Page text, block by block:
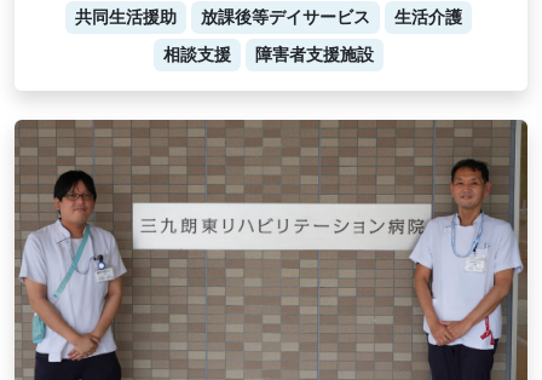
共同生活援助 放課後等デイサービス
生活介護
相談支援
障害者支援施設